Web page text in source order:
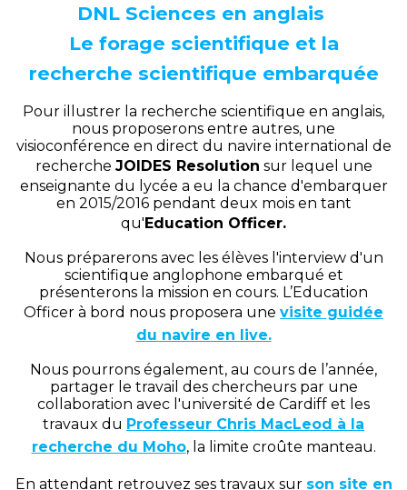
DNL Sciences en anglais
Le forage scientifique et la
recherche scientifique embarquée
Pour illustrer la recherche scientifique en anglais,
nous proposerons entre autres, une
visioconférence en direct du navire international de
recherche JOIDES Resolution sur lequel une
enseignante du lycée a eu la chance d'embarquer
en 2015/2016 pendant deux mois en tant
qu' Education Officer.
Nous préparerons avec les élèves l'interview d'un
scientifique anglophone embarqué et
présenterons la mission en cours. L’Education
Officer à bord nous proposera une visite guidée
du navire en live.
Nous pourrons également, au cours de l’année,
partager le travail des chercheurs par une
collaboration avec l'université de Cardiff et les
travaux du Professeur Chris MacLeod à la
recherche du Moho, la limite croûte manteau.
En attendant retrouvez ses travaux sur son site en